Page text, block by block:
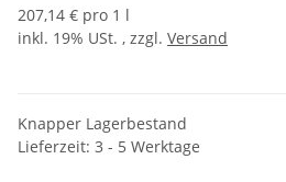
207,14 € pro 1 l
inkl. 19% USt. , zzgl. Versand
Knapper Lagerbestand
Lieferzeit: 3 - 5 Werktage